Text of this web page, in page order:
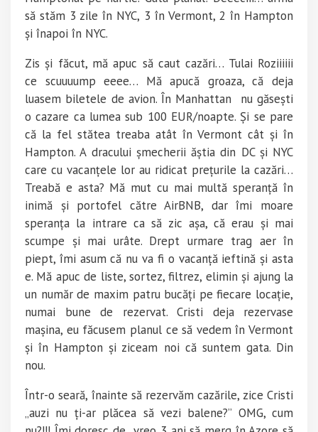
să stăm 3 zile în NYC, 3 în Vermont, 2 în Hampton
și înapoi în NYC.
Zis și făcut, mă apuc să caut cazări… Tulai Roziiiiii
ce scuuuump eeee… Mă apucă groaza, că deja
luasem biletele de avion. În Manhattan nu găsești
o cazare ca lumea sub 100 EUR/noapte. Și se pare
că la fel stătea treaba atât în Vermont cât și în
Hampton. A dracului șmecherii ăștia din DC și NYC
care cu vacanțele lor au ridicat prețurile la cazări…
Treabă e asta? Mă mut cu mai multă speranță în
inimă și portofel către AirBNB, dar îmi moare
speranța la intrare ca să zic așa, că erau și mai
scumpe și mai urâte. Drept urmare trag aer în
piept, îmi asum că nu va fi o vacanță ieftină și asta
e. Mă apuc de liste, sortez, filtrez, elimin și ajung la
un număr de maxim patru bucăți pe fiecare locație,
numai bune de rezervat. Cristi deja rezervase
mașina, eu făcusem planul ce să vedem în Vermont
și în Hampton și ziceam noi că suntem gata. Din
nou.
Într-o seară, înainte să rezervăm cazările, zice Cristi
„auzi nu ți-ar plăcea să vezi balene?” OMG, cum